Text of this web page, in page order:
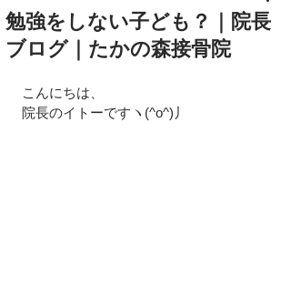
勉強をしない子ども？｜院長
ブログ｜たかの森接骨院
こんにちは、
院長のイトーですヽ(^o^)丿